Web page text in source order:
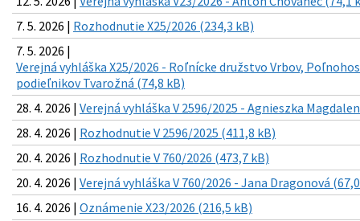
7. 5. 2026 | Rozhodnutie X25/2026 (234,3 kB)
7. 5. 2026 |
Verejná vyhláška X25/2026 - Roľnícke družstvo Vrbov,
podieľnikov Tvarožná (74,8 kB)
28. 4. 2026 | Verejná vyhláška V 2596/2025 - Agnieszka
28. 4. 2026 | Rozhodnutie V 2596/2025 (411,8 kB)
20. 4. 2026 | Rozhodnutie V 760/2026 (473,7 kB)
20. 4. 2026 | Verejná vyhláška V 760/2026 - Jana Dragonová
16. 4. 2026 | Oznámenie X23/2026 (216,5 kB)